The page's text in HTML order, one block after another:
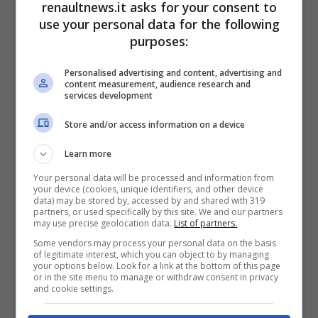
Secondo AlphaCars, molti pezzi di ricambio
sono disponibili in abbondanza perché la
produzione della Lada Samara è, oramai,
chiusa ma non da molto tempo. Le prime
auto prodotte da AvtoVAZ furono realizzate
con l’assistenza tecnica di FIAT e
commercializzate con il marchio Zhiguli.
Il marchio Lada apparve solo nel 1973,
renaultnews.it asks for your consent to
use your personal data for the following
purposes:
Personalised advertising and content, advertising and
content measurement, audience research and
services development
Store and/or access information on a device
Learn more
Your personal data will be processed and information from
your device (cookies, unique identifiers, and other device
data) may be stored by, accessed by and shared with 319
partners, or used specifically by this site. We and our partners
may use precise geolocation data. List of partners.
Some vendors may process your personal data on the basis
of legitimate interest, which you can object to by managing
your options below. Look for a link at the bottom of this page
or in the site menu to manage or withdraw consent in privacy
and cookie settings.